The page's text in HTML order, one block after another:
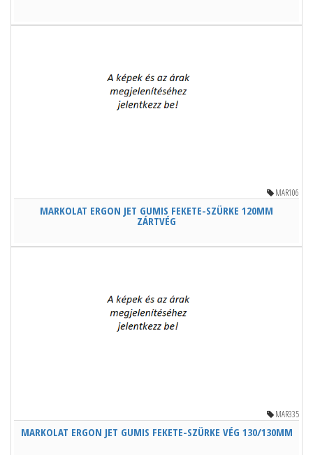
MAR106
MARKOLAT ERGON JET GUMIS FEKETE-SZÜRKE 120MM
ZÁRTVÉG
MAR335
MARKOLAT ERGON JET GUMIS FEKETE-SZÜRKE VÉG 130/130MM